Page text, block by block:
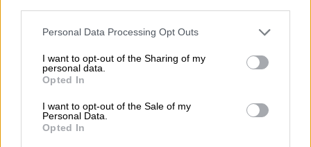
Personal Data Processing Opt Outs
I want to opt-out of the Sharing of my
personal data.
Opted In
I want to opt-out of the Sale of my
Personal Data.
Opted In
enfrentamientos fronterizos ocasionales y
dinámica de poder y la falta de
entendimientos diplomáticos efectivos en la
región.